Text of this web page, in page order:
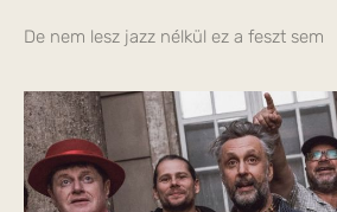
De nem lesz jazz nélkül ez a feszt sem